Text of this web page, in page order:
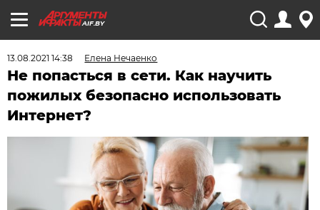
AIF.BY
13.08.2021 14:38 Елена Нечаенко
Не попасться в сети. Как научить
пожилых безопасно использовать
Интернет?